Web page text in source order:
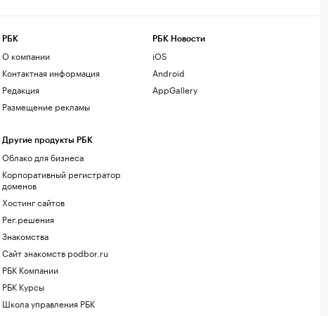
РБК
О компании
Контактная информация
Редакция
Размещение рекламы
Другие продукты РБК
Облако для бизнеса
Корпоративный регистратор
доменов
Хостинг сайтов
Рег.решения
Знакомства
Сайт знакомств podbor.ru
РБК Компании
РБК Курсы
Школа управления РБК
РБК Новости
iOS
Android
AppGallery